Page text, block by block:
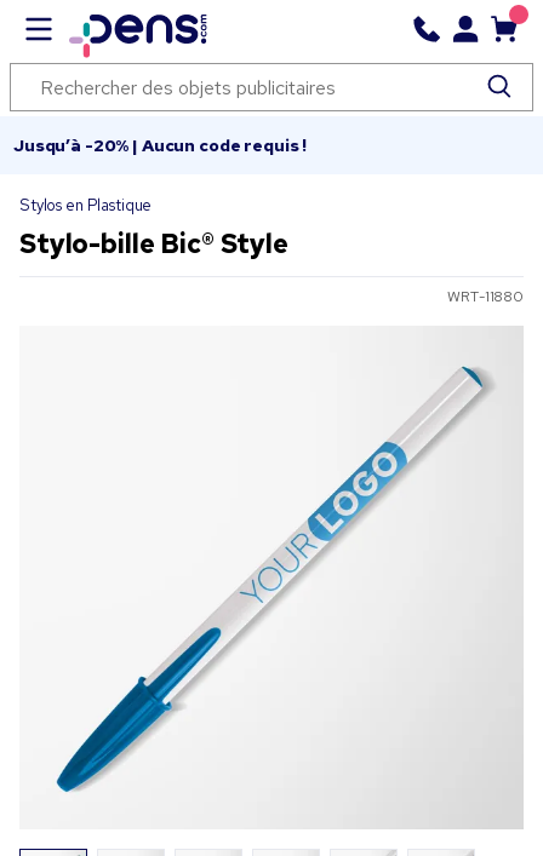
Jusqu’à -20% | Aucun code requis !
Stylos en Plastique
Stylo-bille Bic® Style
WRT-11880